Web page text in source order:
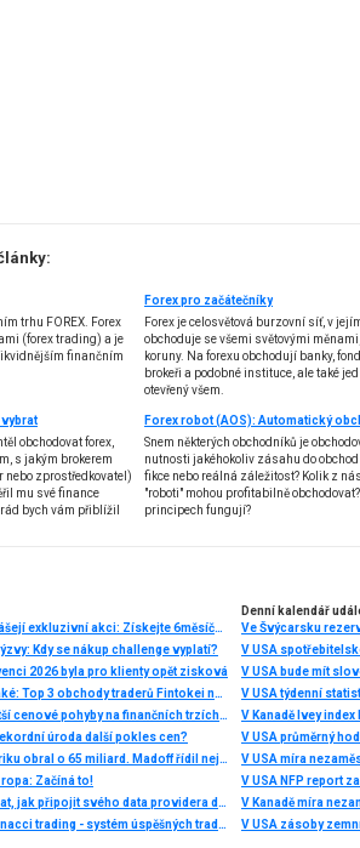
trhu FOREX. Forex
(forex trading) a je
finančním
Forex pro začátečníky
Forex je celosvětová burzovní síť, v
obchoduje se všemi světovými
koruny. Na forexu obchodují banky,
brokeři a podobné instituce, ale také
otevřený všem.
obchodovat forex,
s jakým brokerem
nebo zprostředkovatel)
mu své finance
bych vám přiblížil
z nich.
Snem některých obchodníků je
nutnosti jakéhokoliv zásahu do
fikce nebo reálná záležitost? Kolik z
"roboti" mohou profitabilně
principech fungují?
🚀 FXstreet.cz & eToro přinášejí exkluzivní akci: Získejte 6měsíční členství ve VIP zóně ZDARMA
Kdy se nákup challenge vyplatí?
2026 byla pro klienty opět zisková
Léto v plném proudu, trhy také: Top 3 obchody traderů Fintokei na indexech a zlatě
Chamtivost a strach: Největší cenové pohyby na finančních trzích (červenec 2026)
úroda další pokles cen?
Stvořil elitní klub, kde Ameriku obral o 65 miliard. Madoff řídil největší Ponzi dějin
Začíná to!
Historická data, kde je získat, jak připojit svého data providera do MultiCharts a proč je budeme potřebovat? (4. díl)
Jak obchodují profíci: Fibonacci trading - systém úspěšných traderů
Denní kalendář
Ve Švýcarsku
V USA
V USA bude mít
V USA týdenní
V Kanadě Ivey index
V USA průměrný
V USA míra
V USA NFP report
V Kanadě míra
V USA zásoby